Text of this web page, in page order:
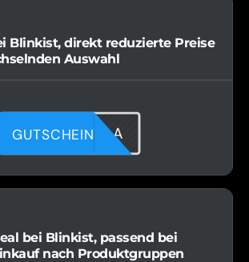
Blinkist, direkt reduzierte Preise
Auswahl
90GX1A7LA
GUTSCHEIN
bei Blinkist, passend bei
nach Produktgruppen